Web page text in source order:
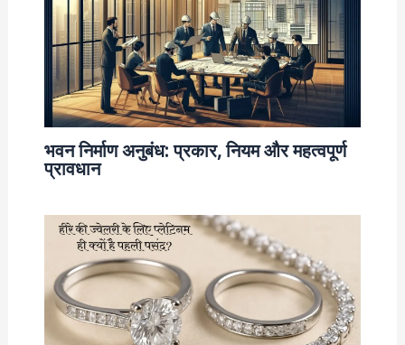
भवन निर्माण अनुबंध: प्रकार, नियम और महत्वपूर्ण
प्रावधान